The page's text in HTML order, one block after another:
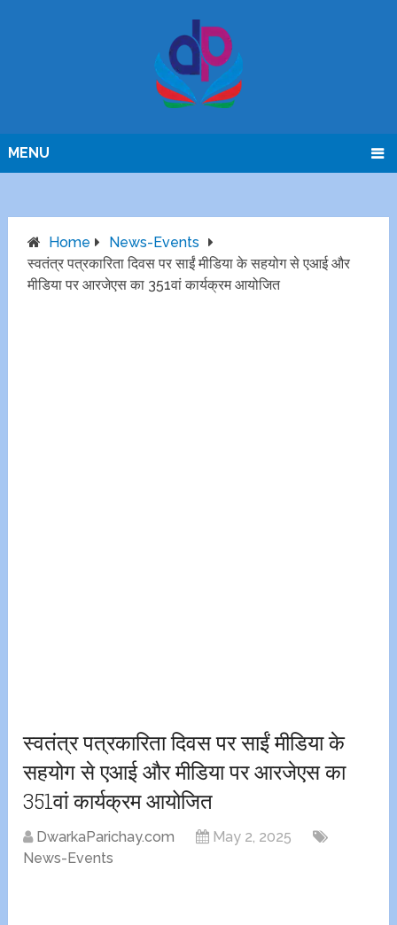
MENU
Home
News-Events
स्वतंत्र पत्रकारिता दिवस पर साईं मीडिया के सहयोग से एआई और
मीडिया पर आरजेएस का 351वां कार्यक्रम आयोजित
स्वतंत्र पत्रकारिता दिवस पर साईं मीडिया के
सहयोग से एआई और मीडिया पर आरजेएस का
351वां कार्यक्रम आयोजित
DwarkaParichay.com
May 2, 2025
News-Events